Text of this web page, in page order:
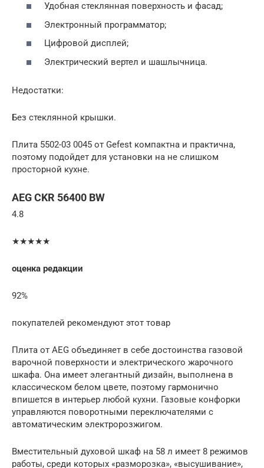
Удобная стеклянная поверхность и фасад;
Электронный программатор;
Цифровой дисплей;
Электрический вертел и шашлычница.
Недостатки:
Без стеклянной крышки.
Плита 5502-03 0045 от Gefest компактна и практична,
поэтому подойдет для установки на не слишком
просторной кухне.
AEG CKR 56400 BW
4.8
★★★★★
оценка редакции
92%
покупателей рекомендуют этот товар
Плита от AEG объединяет в себе достоинства газовой
варочной поверхности и электрического жарочного
шкафа. Она имеет элегантный дизайн, выполнена в
классическом белом цвете, поэтому гармонично
впишется в интерьер любой кухни. Газовые конфорки
управляются поворотными переключателями с
автоматическим электророзжигом.
Вместительный духовой шкаф на 58 л имеет 8 режимов
работы, среди которых «разморозка», «высушивание»,